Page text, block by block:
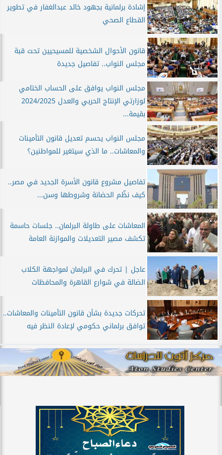
إشادة برلمانية بجهود خالد عبدالغفار في تطوير
القطاع الصحي
قانون الأحوال الشخصية للمسيحيين تحت قبة
مجلس النواب.. تفاصيل جديدة
مجلس النواب يوافق على الحساب الختامي
لوزارتي الإنتاج الحربي والعدل 2024/2025
بقيمة...
مجلس النواب يحسم تعديل قانون التأمينات
والمعاشات.. ما الذي سيتغير للمواطنين؟
تفاصيل مشروع قانون الأسرة الجديد في مصر..
كيف نظّم الحضانة وشروطها وسن...
المعاشات على طاولة البرلمان.. جلسات حاسمة
تكشف مصير التعديلات والموازنة العامة
عاجل | تحرك في البرلمان لمواجهة الكلاب
الضالة في شوارع القاهرة والمحافظات
تحركات جديدة بشأن قانون التأمينات والمعاشات..
توافق برلماني حكومي لإعادة النظر فيه